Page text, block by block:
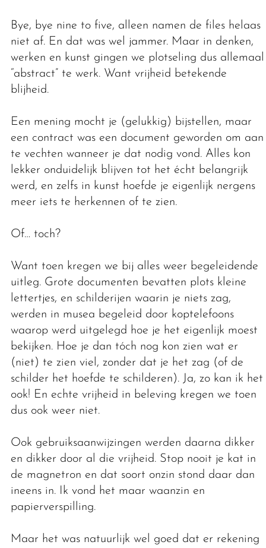
Bye, bye nine to five, alleen namen de files helaas
niet af. En dat was wel jammer. Maar in denken,
werken en kunst gingen we plotseling dus allemaal
“abstract” te werk. Want vrijheid betekende
blijheid.
Een mening mocht je (gelukkig) bijstellen, maar
een contract was een document geworden om aan
te vechten wanneer je dat nodig vond. Alles kon
lekker onduidelijk blijven tot het écht belangrijk
werd, en zelfs in kunst hoefde je eigenlijk nergens
meer iets te herkennen of te zien.
Of… toch?
Want toen kregen we bij alles weer begeleidende
uitleg. Grote documenten bevatten plots kleine
lettertjes, en schilderijen waarin je niets zag,
werden in musea begeleid door koptelefoons
waarop werd uitgelegd hoe je het eigenlijk moest
bekijken. Hoe je dan tóch nog kon zien wat er
(niet) te zien viel, zonder dat je het zag (of de
schilder het hoefde te schilderen). Ja, zo kan ik het
ook! En echte vrijheid in beleving kregen we toen
dus ook weer niet.
Ook gebruiksaanwijzingen werden daarna dikker
en dikker door al die vrijheid. Stop nooit je kat in
de magnetron en dat soort onzin stond daar dan
ineens in. Ik vond het maar waanzin en
papierverspilling.
Maar het was natuurlijk wel goed dat er rekening